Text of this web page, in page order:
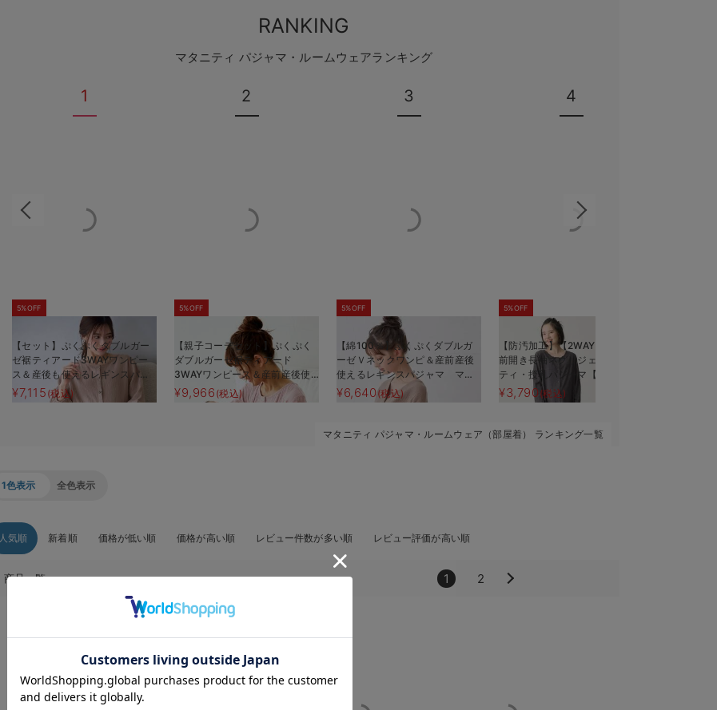
RANKING
マタニティ パジャマ・ルームウェアランキング
1
5%OFF
【セット】ぷくぷくダブルガー
ゼ裾ティアード3WAYワンピー
ス＆産後も使えるレギンスパジ
ャマ マタニティ・授乳パジャ
¥7,115 (税込)
2
5%OFF
【親子コーデセット】ぷくぷく
ダブルガーゼ裾ティアード
3WAYワンピース＆産前産後使
えるレギンスパジャマ&2wayオ
ール 出産準備 ギフト マタ
¥9,966 (税込)
3
5%OFF
【綿100％】ぷくぷくダブルガ
ーゼＶネックワンピ＆産前産後
使えるレギンスパジャマ マタ
ニティ・授乳パジャマ【親子コ
ーデ可】
¥6,640(税込)
4
5%OFF
【防汚加工】【2WAY】綿100％
前開き長袖ネグリジェ マタニ
ティ・授乳パジャマ【産後も長
く着れる】
¥3,790 (税込)
マタニティ パジャマ・ルームウェア（部屋着） ランキング一覧
1色表示 全色表示
人気順 新着順 価格が低い順 価格が高い順 レビュー件数が多い順 レビュー評価が高い順
商品一覧 1 2
お気に入り商品を確認する